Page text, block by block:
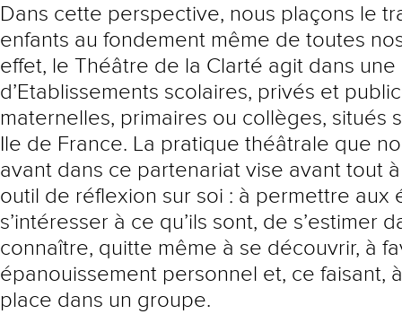
Dans cette perspective, nous plaçons le
enfants au fondement même de toutes
effet, le Théâtre de la Clarté agit dans
d’Etablissements scolaires, privés et
maternelles, primaires ou collèges, situés
Ile de France. La pratique théâtrale que
avant dans ce partenariat vise avant tout
outil de réflexion sur soi : à permettre aux
s’intéresser à ce qu’ils sont, de s’estimer
connaître, quitte même à se découvrir, à
épanouissement personnel et, ce faisant,
place dans un groupe.